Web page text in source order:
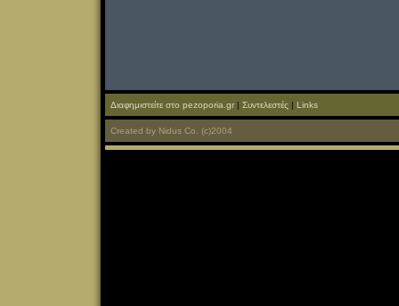
Διαφημιστείτε στο pezoporia.gr | Συντελεστές | Links
Created by Nidus Co. (c)2004